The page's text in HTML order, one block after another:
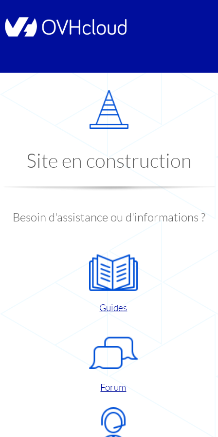
Site en construction
Besoin d'assistance ou d'informations ?
Guides
Forum